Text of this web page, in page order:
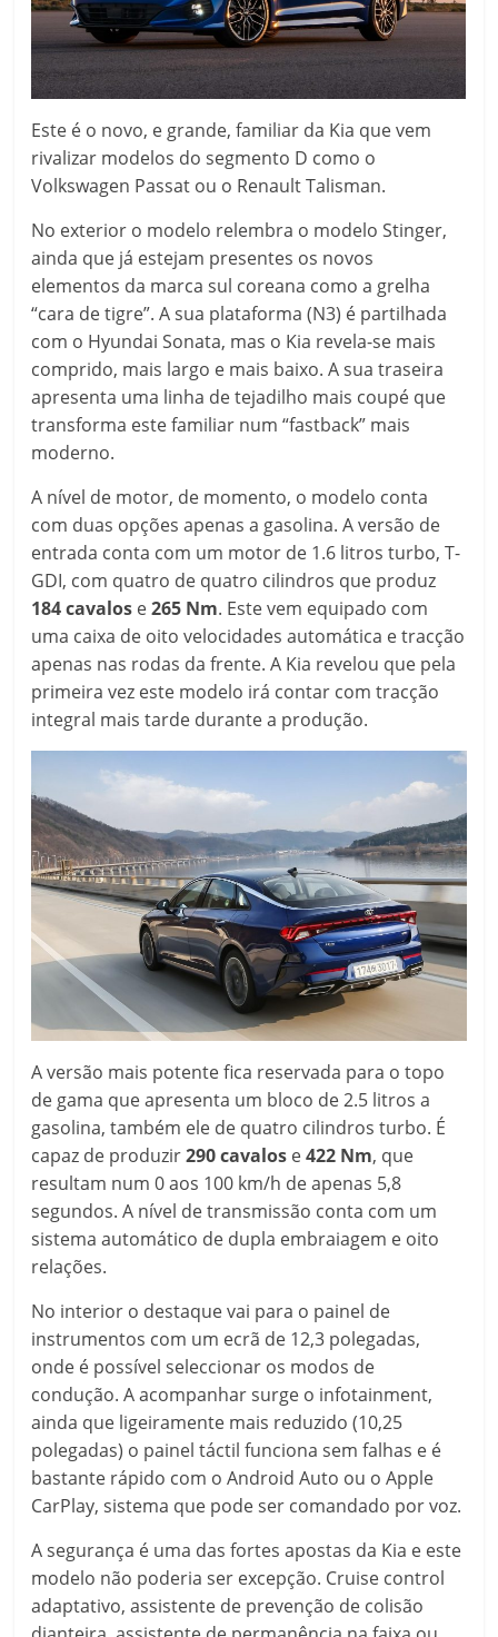
Este é o novo, e grande, familiar da Kia que vem
rivalizar modelos do segmento D como o
Volkswagen Passat ou o Renault Talisman.
No exterior o modelo relembra o modelo Stinger,
ainda que já estejam presentes os novos
elementos da marca sul coreana como a grelha
“cara de tigre”. A sua plataforma (N3) é partilhada
com o Hyundai Sonata, mas o Kia revela-se mais
comprido, mais largo e mais baixo. A sua traseira
apresenta uma linha de tejadilho mais coupé que
transforma este familiar num “fastback” mais
moderno.
A nível de motor, de momento, o modelo conta
com duas opções apenas a gasolina. A versão de
entrada conta com um motor de 1.6 litros turbo, T-
GDI, com quatro de quatro cilindros que produz
184 cavalos e265 Nm. Este vem equipado com
uma caixa de oito velocidades automática e tracção
apenas nas rodas da frente. A Kia revelou que pela
primeira vez este modelo irá contar com tracção
integral mais tarde durante a produção.
A versão mais potente fica reservada para o topo
de gama que apresenta um bloco de 2.5 litros a
gasolina, também ele de quatro cilindros turbo. É
capaz de produzir290 cavalos e422 Nm, que
resultam num 0 aos 100 km/h de apenas 5,8
segundos. A nível de transmissão conta com um
sistema automático de dupla embraiagem e oito
relações.
No interior o destaque vai para o painel de
instrumentos com um ecrã de 12,3 polegadas,
onde é possível seleccionar os modos de
condução. A acompanhar surge o infotainment,
ainda que ligeiramente mais reduzido (10,25
polegadas) o painel táctil funciona sem falhas e é
bastante rápido com o Android Auto ou o Apple
CarPlay, sistema que pode ser comandado por voz.
A segurança é uma das fortes apostas da Kia e este
modelo não poderia ser excepção. Cruise control
adaptativo, assistente de prevenção de colisão